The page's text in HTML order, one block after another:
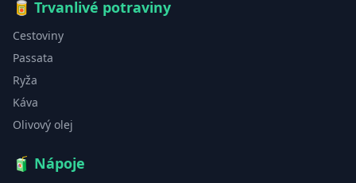
🥫 Trvanlivé potraviny
Cestoviny
Passata
Ryža
Káva
Olivový olej
🧃 Nápoje